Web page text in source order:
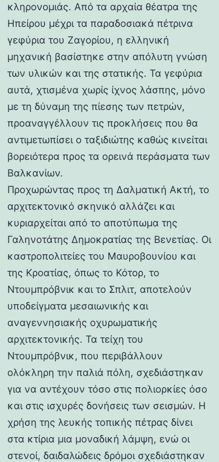
κληρονομιάς. Από τα αρχαία θέατρα της
Ηπείρου μέχρι τα παραδοσιακά πέτρινα
γεφύρια του Ζαγορίου, η ελληνική
μηχανική βασίστηκε στην απόλυτη γνώση
των υλικών και της στατικής. Τα γεφύρια
αυτά, χτισμένα χωρίς ίχνος λάσπης, μόνο
με τη δύναμη της πίεσης των πετρών,
προαναγγέλλουν τις προκλήσεις που θα
αντιμετωπίσει ο ταξιδιώτης καθώς κινείται
βορειότερα προς τα ορεινά περάσματα των
Βαλκανίων.
Προχωρώντας προς τη Δαλματική Ακτή, το
αρχιτεκτονικό σκηνικό αλλάζει και
κυριαρχείται από το αποτύπωμα της
Γαληνοτάτης Δημοκρατίας της Βενετίας. Οι
καστροπολιτείες του Μαυροβουνίου και
της Κροατίας, όπως το Κότορ, το
Ντουμπρόβνικ και το Σπλιτ, αποτελούν
υποδείγματα μεσαιωνικής και
αναγεννησιακής οχυρωματικής
αρχιτεκτονικής. Τα τείχη του
Ντουμπρόβνικ, που περιβάλλουν
ολόκληρη την παλιά πόλη, σχεδιάστηκαν
για να αντέχουν τόσο στις πολιορκίες όσο
και στις ισχυρές δονήσεις των σεισμών. Η
χρήση της λευκής τοπικής πέτρας δίνει
στα κτίρια μια μοναδική λάμψη, ενώ οι
στενοί, δαιδαλώδεις δρόμοι σχεδιάστηκαν